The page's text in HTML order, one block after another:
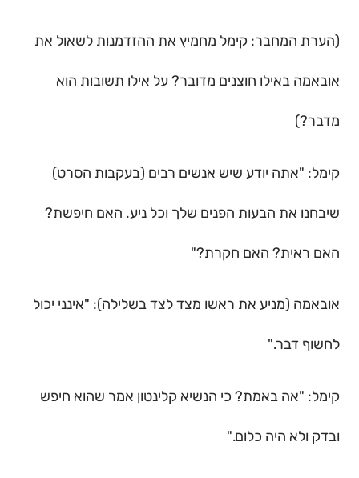
(הערת המחבר: קימל מחמיץ את ההזדמנות לשאול את
אובאמה באילו חוצנים מדובר? על אילו תשובות הוא
מדבר?)
קימל: "אתה יודע שיש אנשים רבים (בעקבות הסרט)
שיבחנו את הבעות הפנים שלך וכל ניע. האם חיפשת?
האם ראית? האם חקרת?"
אובאמה (מניע את ראשו מצד לצד בשלילה): "אינני יכול
לחשוף דבר."
קימל: "אה באמת? כי הנשיא קלינטון אמר שהוא חיפש
ובדק ולא היה כלום."